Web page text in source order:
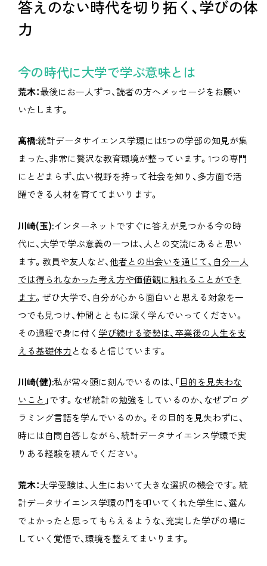
答えのない時代を切り拓く、学びの体
力
今の時代に大学で学ぶ意味とは
荒木：最後にお一人ずつ、読者の方へメッセージをお願い
いたします。
髙橋:統計データサイエンス学環には5つの学部の知見が集
まった、非常に贅沢な教育環境が整っています。1つの専門
にとどまらず、広い視野を持って社会を知り、多方面で活
躍できる人材を育ててまいります。
川崎(玉):インターネットですぐに答えが見つかる今の時
代に、大学で学ぶ意義の一つは、人との交流にあると思い
ます。教員や友人など、他者との出会いを通じて、自分一人
では得られなかった考え方や価値観に触れることができ
ます。ぜひ大学で、自分が心から面白いと思える対象を一
つでも見つけ、仲間とともに深く学んでいってください。
その過程で身に付く 学び続ける姿勢は、卒業後の人生を支
える基礎体力 となると信じています。
川崎(健):私が常々頭に刻んでいるのは、「目的を見失わな
いこと 」です。なぜ統計の勉強をしているのか、なぜプログ
ラミング言語を学んでいるのか。その目的を見失わずに、
時には自問自答しながら、統計データサイエンス学環で実
りある経験を積んでください。
荒木：大学受験は、人生において大きな選択の機会です。統
計データサイエンス学環の門を叩いてくれた学生に、選ん
でよかったと思ってもらえるような、充実した学びの場に
していく覚悟で、環境を整えてまいります。